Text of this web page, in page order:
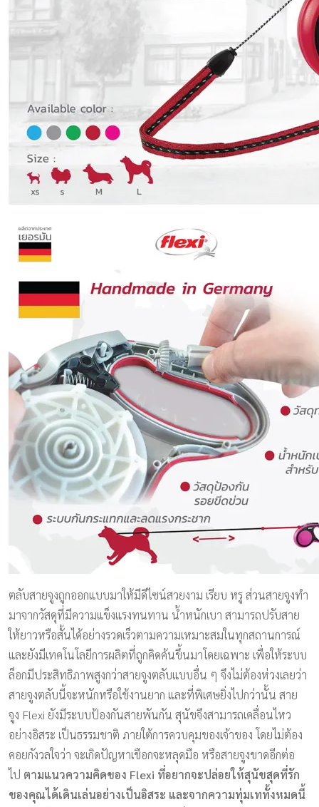
ตลับสายจูงถูกออกแบบมาให้มีดีไซน์สวยงาม เรียบ หรูส่วนสายจูงทำ
มาจากวัสดุที่มีความแข็งแรงทนทาน น้ำหนักเบา สามารถปรับสาย
ให้ยาวหรือสั้นได้อย่างรวดเร็วตามความเหมาะสมในทุกสถานการณ์
และยังมีเทคโนโลยีการผลิตที่ถูกคิดค้นขึ้นมาโดยเฉพาะ เพื่อให้ระบบ
ล็อกมีประสิทธิภาพสูงกว่าสายจูงตลับแบบอื่น ๆ จึงไม่ต้องห่วงเลยว่า
สายจูงตลับนี้จะหนักหรือใช้งานยาก และที่พิเศษยิ่งไปกว่านั้น สาย
จูง Flexi ยังมีระบบป้องกันสายพันกัน สุนัขจึงสามารถเคลื่อนไหว
อย่างอิสระ เป็นธรรมชาติ ภายใต้การควบคุมของเจ้าของ โดยไม่ต้อง
คอยกังวลใจว่า จะเกิดปัญหาเชือกจะหลุดมือ หรือสายจูงขาดอีกต่อ
ไป ตามแนวความคิดของ Flexi ที่อยากจะปล่อยให้สุนัขสุดที่รัก
ของคุณได้เดินเล่นอย่างเป็นอิสระ และจากความทุ่มเททั้งหมดนี้